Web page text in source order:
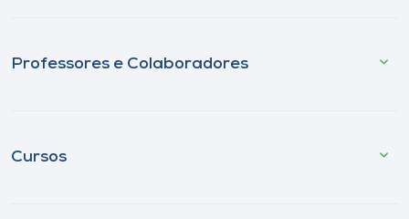
Professores e Colaboradores
Cursos